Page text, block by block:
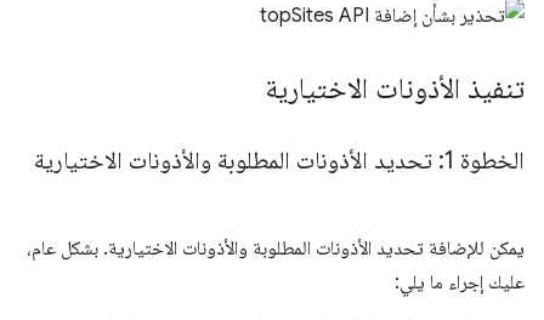
تنفيذ الأذونات الاختيارية
الخطوة 1: تحديد الأذونات المطلوبة والأذونات الاختيارية
يمكن للإضافة تحديد الأذونات المطلوبة والأذونات الاختيارية. بشكل عام،
عليك إجراء ما يلي: